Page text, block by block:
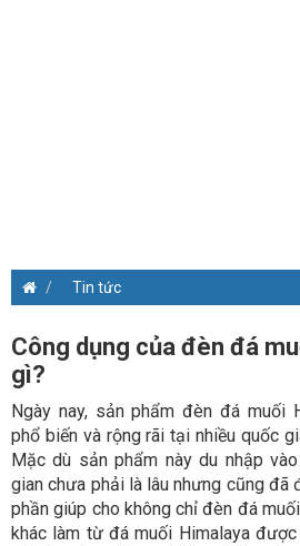
Tin tức
Công dụng của đèn đá
gì?
Ngày nay, sản phẩm đèn đá muối
phổ biến và rộng rãi tại nhiều quốc
Mặc dù sản phẩm này du nhập
gian chưa phải là lâu nhưng cũng
phần giúp cho không chỉ đèn đá
khác làm từ đá muối Himalaya